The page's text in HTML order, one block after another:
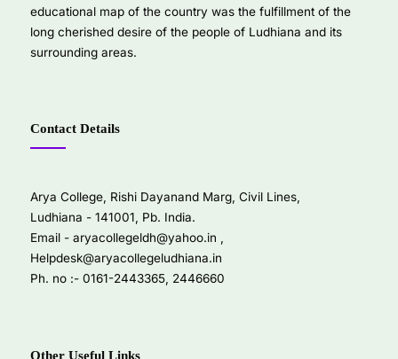
educational map of the country was the fulfillment of the
long cherished desire of the people of Ludhiana and its
surrounding areas.
Contact Details
Arya College, Rishi Dayanand Marg, Civil Lines,
Ludhiana - 141001, Pb. India.
Email - aryacollegeldh@yahoo.in
Helpdesk@aryacollegeludhiana.in
Ph. no :- 0161-2443365, 2446660
Other Useful Links